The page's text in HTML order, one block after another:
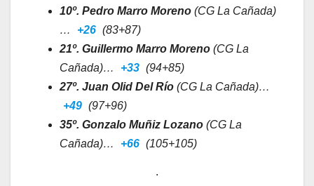
10º. Pedro Marro Moreno (CG La Cañada)
…
+26 (83+87)
21º. Guillermo Marro Moreno (CG La
Cañada)…
+33 (94+85)
27º. Juan Olid Del Río (CG La Cañada)…
+49 (97+96)
35º. Gonzalo Muñiz Lozano (CG La
Cañada)…
+66 (105+105)
.